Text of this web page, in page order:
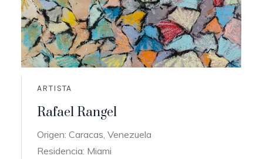
ARTISTA
Rafael Rangel
Origen: Caracas, Venezuela
Residencia: Miami